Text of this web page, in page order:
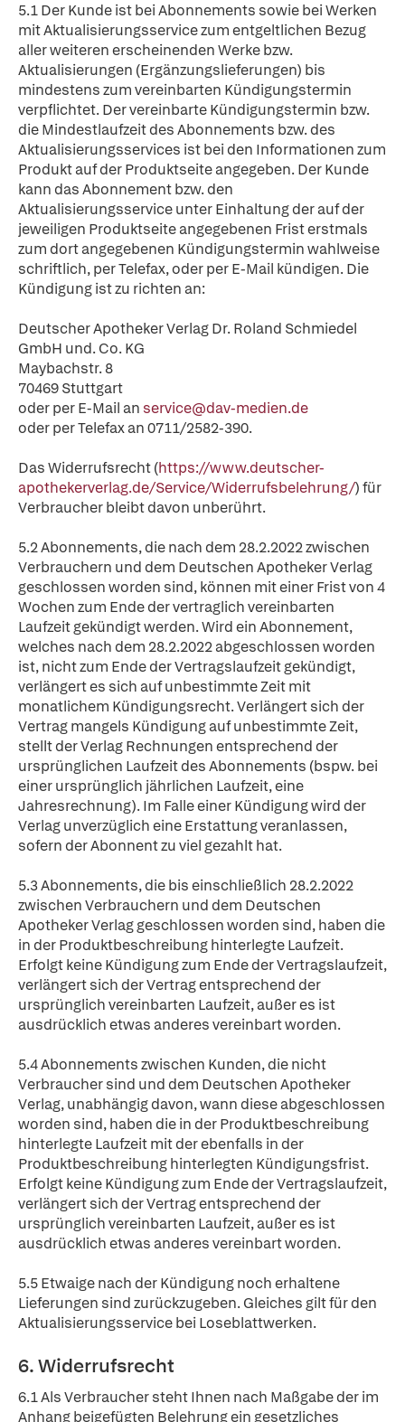
5.1 Der Kunde ist bei Abonnements sowie bei Werken
mit Aktualisierungsservice zum entgeltlichen Bezug
aller weiteren erscheinenden Werke bzw.
Aktualisierungen (Ergänzungslieferungen) bis
mindestens zum vereinbarten Kündigungstermin
verpflichtet. Der vereinbarte Kündigungstermin bzw.
die Mindestlaufzeit des Abonnements bzw. des
Aktualisierungsservices ist bei den Informationen zum
Produkt auf der Produktseite angegeben. Der Kunde
kann das Abonnement bzw. den
Aktualisierungsservice unter Einhaltung der auf der
jeweiligen Produktseite angegebenen Frist erstmals
zum dort angegebenen Kündigungstermin wahlweise
schriftlich, per Telefax, oder per E-Mail kündigen. Die
Kündigung ist zu richten an:
Deutscher Apotheker Verlag Dr. Roland Schmiedel
GmbH und. Co. KG
Maybachstr. 8
70469 Stuttgart
oder per E-Mail an service@dav-medien.de
oder per Telefax an 0711/2582-390.
Das Widerrufsrecht (https://www.deutscher-
apothekerverlag.de/Service/Widerrufsbelehrung/) für
Verbraucher bleibt davon unberührt.
5.2 Abonnements, die nach dem 28.2.2022 zwischen
Verbrauchern und dem Deutschen Apotheker Verlag
geschlossen worden sind, können mit einer Frist von 4
Wochen zum Ende der vertraglich vereinbarten
Laufzeit gekündigt werden. Wird ein Abonnement,
welches nach dem 28.2.2022 abgeschlossen worden
ist, nicht zum Ende der Vertragslaufzeit gekündigt,
verlängert es sich auf unbestimmte Zeit mit
monatlichem Kündigungsrecht. Verlängert sich der
Vertrag mangels Kündigung auf unbestimmte Zeit,
stellt der Verlag Rechnungen entsprechend der
ursprünglichen Laufzeit des Abonnements (bspw. bei
einer ursprünglich jährlichen Laufzeit, eine
Jahresrechnung). Im Falle einer Kündigung wird der
Verlag unverzüglich eine Erstattung veranlassen,
sofern der Abonnent zu viel gezahlt hat.
5.3 Abonnements, die bis einschließlich 28.2.2022
zwischen Verbrauchern und dem Deutschen
Apotheker Verlag geschlossen worden sind, haben die
in der Produktbeschreibung hinterlegte Laufzeit.
Erfolgt keine Kündigung zum Ende der Vertragslaufzeit,
verlängert sich der Vertrag entsprechend der
ursprünglich vereinbarten Laufzeit, außer es ist
ausdrücklich etwas anderes vereinbart worden.
5.4 Abonnements zwischen Kunden, die nicht
Verbraucher sind und dem Deutschen Apotheker
Verlag, unabhängig davon, wann diese abgeschlossen
worden sind, haben die in der Produktbeschreibung
hinterlegte Laufzeit mit der ebenfalls in der
Produktbeschreibung hinterlegten Kündigungsfrist.
Erfolgt keine Kündigung zum Ende der Vertragslaufzeit,
verlängert sich der Vertrag entsprechend der
ursprünglich vereinbarten Laufzeit, außer es ist
ausdrücklich etwas anderes vereinbart worden.
5.5 Etwaige nach der Kündigung noch erhaltene
Lieferungen sind zurückzugeben. Gleiches gilt für den
Aktualisierungsservice bei Loseblattwerken.
6. Widerrufsrecht
6.1 Als Verbraucher steht Ihnen nach Maßgabe der im
Anhang beigefügten Belehrung ein gesetzliches